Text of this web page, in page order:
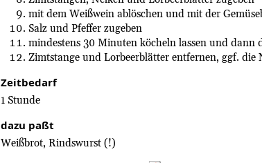
mit dem Weißwein ablöschen und mit der
Salz und Pfeffer zugeben
mindestens 30 Minuten köcheln lassen und dann
Zimtstange und Lorbeerblätter entfernen, ggf. die
Zeitbedarf
1 Stunde
dazu paßt
Weißbrot, Rindswurst (!)